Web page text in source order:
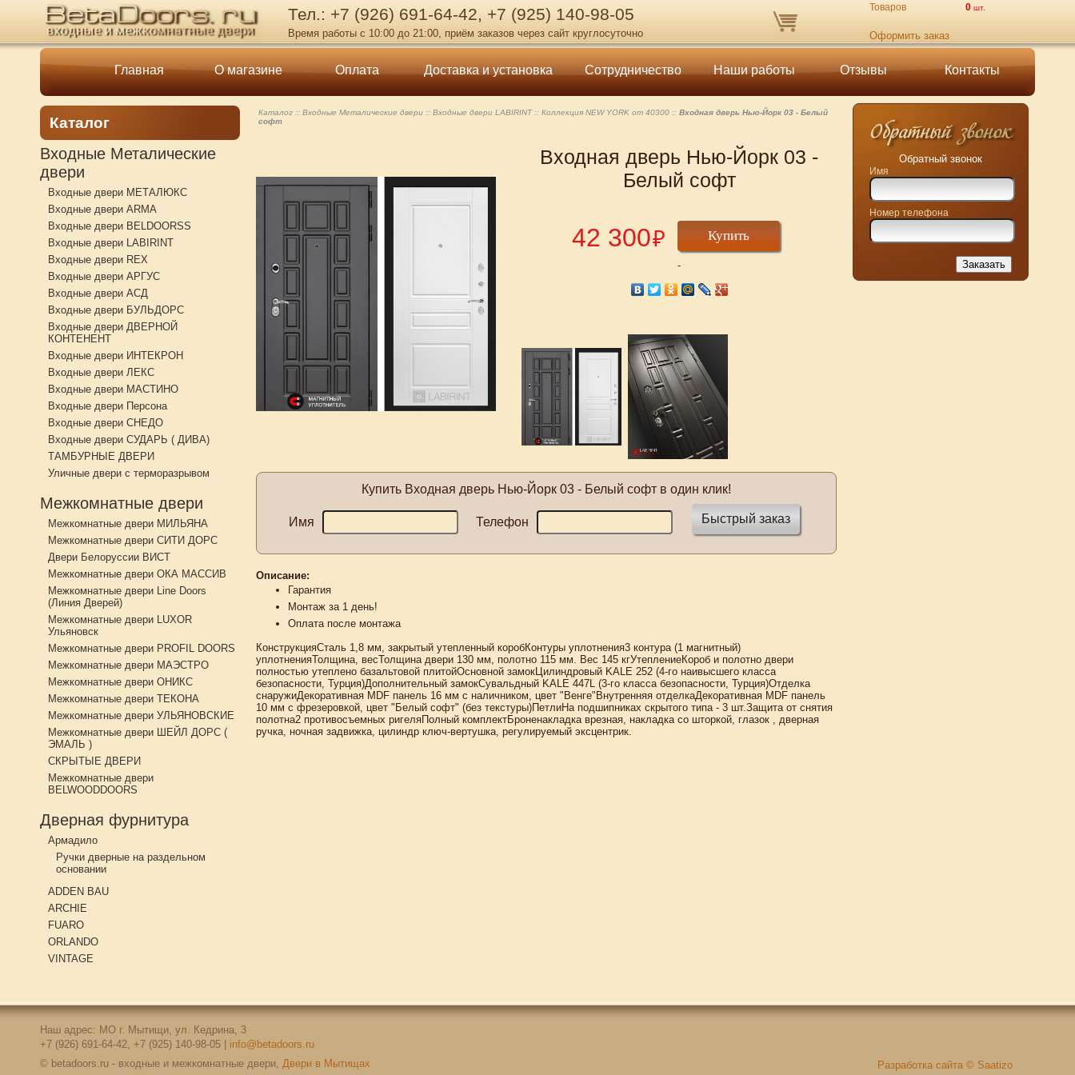
Товаров 0 шт.
Оформить заказ
Тел.: +7 (926) 691-64-42, +7 (925) 140-98-05
Время работы с 10:00 до 21:00, приём заказов через сайт круглосуточно
Главная О магазине Оплата Доставка и установка Сотрудничество Наши работы Отзывы Контакты
Каталог
Входные Металические
двери
Входные двери МЕТАЛЮКС
Входные двери ARMA
Входные двери BELDOORSS
Входные двери LABIRINT
Входные двери REX
Входные двери АРГУС
Входные двери АСД
Входные двери БУЛЬДОРС
Входные двери ДВЕРНОЙ
КОНТЕНЕНТ
Входные двери ИНТЕКРОН
Входные двери ЛЕКС
Входные двери МАСТИНО
Входные двери Персона
Входные двери СНЕДО
Входные двери СУДАРЬ ( ДИВА)
ТАМБУРНЫЕ ДВЕРИ
Уличные двери с терморазрывом
Межкомнатные двери
Межкомнатные двери МИЛЬЯНА
Межкомнатные двери СИТИ ДОРС
Двери Белоруссии ВИСТ
Межкомнатные двери ОКА МАССИВ
Межкомнатные двери Line Doors
(Линия Дверей)
Межкомнатные двери LUXOR
Ульяновск
Межкомнатные двери PROFIL DOORS
Межкомнатные двери МАЭСТРО
Межкомнатные двери ОНИКС
Межкомнатные двери ТЕКОНА
Межкомнатные двери УЛЬЯНОВСКИЕ
Межкомнатные двери ШЕЙЛ ДОРС (
ЭМАЛЬ )
СКРЫТЫЕ ДВЕРИ
Межкомнатные двери
BELWOODDOORS
Дверная фурнитура
Армадило
Ручки дверные на раздельном
основании
ADDEN BAU
ARCHIE
FUARO
ORLANDO
VINTAGE
Обратный звонок
Имя
Номер телефона
Каталог Входные Металические двери Входные двери LABIRINT Коллекция NEW YORK от 40300
Входная дверь Нью-Йорк 03 - Белый
софт
Входная дверь Нью-Йорк 03 -
Белый софт
42 300₽ Купить
-
Купить Входная дверь Нью-Йорк 03 - Белый софт в один клик!
Имя Телефон Быстрый заказ
Описание:
Гарантия
Монтаж за 1 день!
Оплата после монтажа
КонструкцияСталь 1,8 мм, закрытый утепленный коробКонтуры уплотнения3 контура (1 магнитный)
уплотненияТолщина, весТолщина двери 130 мм, полотно 115 мм. Вес 145 кгУтеплениеКороб и полотно двери
полностью утеплено базальтовой плитойОсновной замокЦилиндровый KALE 252 (4-го наивысшего класса
безопасности, Турция)Дополнительный замокСувальдный KALE 447L (3-го класса безопасности, Турция)Отделка
снаружиДекоративная MDF панель 16 мм с наличником, цвет "Венге"Внутренняя отделкаДекоративная MDF панель
10 мм с фрезеровкой, цвет "Белый софт" (без текстуры)ПетлиНа подшипниках скрытого типа - 3 шт.Защита от снятия
полотна2 противосъемных ригеляПолный комплектБроненакладка врезная, накладка со шторкой, глазок , дверная
ручка, ночная задвижка, цилиндр ключ-вертушка, регулируемый эксцентрик.
Наш адрес: МО г. Мытищи, ул. Кедрина, 3
+7 (926) 691-64-42, +7 (925) 140-98-05 | info@betadoors.ru
© betadoors.ru - входные и межкомнатные двери, Двери в Мытищах Разработка сайта © Saatizo